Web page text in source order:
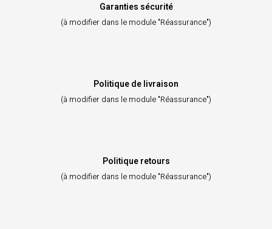
Garanties sécurité
(à modifier dans le module "Réassurance")
Politique de livraison
(à modifier dans le module "Réassurance")
Politique retours
(à modifier dans le module "Réassurance")